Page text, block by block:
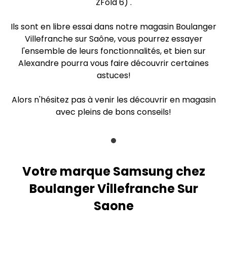
ZFold 6) .
Ils sont en libre essai dans notre magasin Boulanger
Villefranche sur Saône, vous pourrez essayer
l'ensemble de leurs fonctionnalités, et bien sur
Alexandre pourra vous faire découvrir certaines
astuces!
Alors n'hésitez pas à venir les découvrir en magasin
avec pleins de bons conseils!
Votre marque Samsung chez
Boulanger Villefranche Sur
Saone